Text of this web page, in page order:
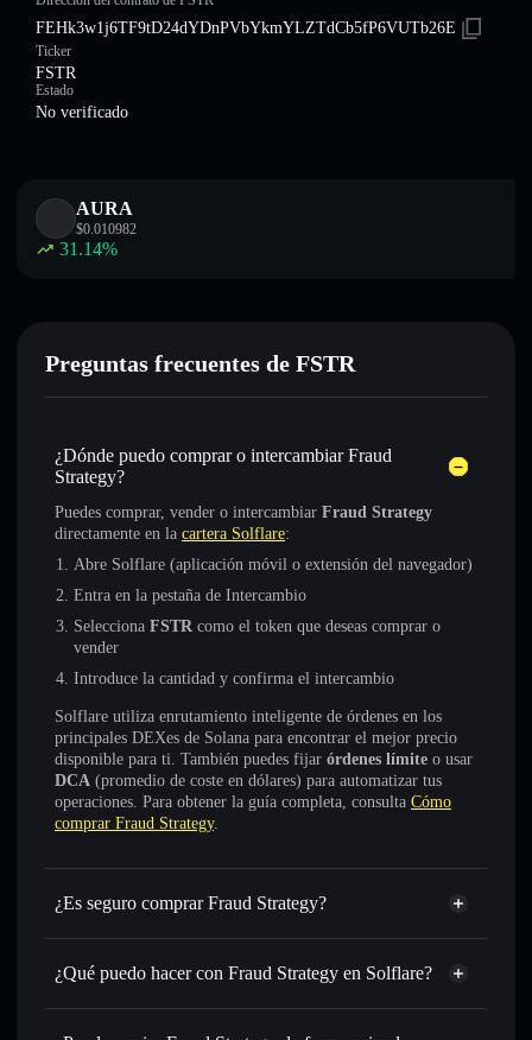
FEHk3w1j6TF9tD24dYDnPVbYkmYLZTdCb5fP6VUTb26E
Ticker
FSTR
Estado
No verificado
AURA
$0.010982
31.14%
Preguntas frecuentes de FSTR
¿Dónde puedo comprar o intercambiar Fraud
Strategy?
Puedes comprar, vender o intercambiar Fraud Strategy
directamente en la cartera Solflare:
Abre Solflare (aplicación móvil o extensión del navegador)
Entra en la pestaña de Intercambio
Selecciona FSTR como el token que deseas comprar o
vender
Introduce la cantidad y confirma el intercambio
Solflare utiliza enrutamiento inteligente de órdenes en los
principales DEXes de Solana para encontrar el mejor precio
disponible para ti. También puedes fijar órdenes límite o usar
DCA (promedio de coste en dólares) para automatizar tus
operaciones. Para obtener la guía completa, consulta Cómo
comprar Fraud Strategy.
¿Es seguro comprar Fraud Strategy?
Fraud Strategy no está verificado
¿Qué puedo hacer con Fraud Strategy en Solflare?
Fraud Strategy
cartera de Solflare